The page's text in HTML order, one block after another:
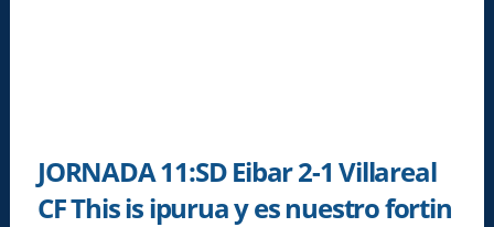
JORNADA 11:SD Eibar 2-1 Villareal
CF This is ipurua y es nuestro fortin